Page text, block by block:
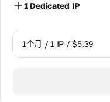
1 Dedicated IP
1个月 / 1 IP / $5.39